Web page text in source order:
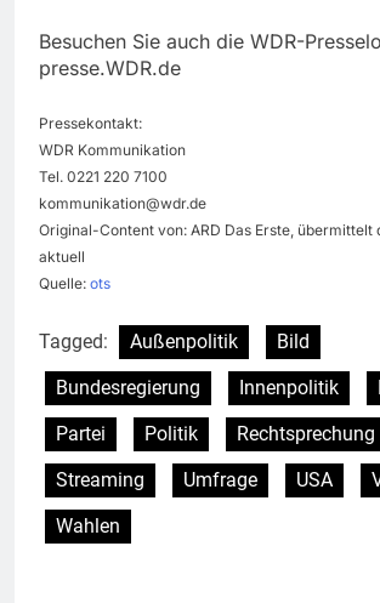
Besuchen Sie auch die WDR-
presse.WDR.de
Pressekontakt:
WDR Kommunikation
Tel. 0221 220 7100
kommunikation@wdr.de
Original-Content von: ARD Das Erste, übermittelt
aktuell
Quelle: ots
Tagged: Außenpolitik
Bild
Bundesregierung
Innenpolitik
Partei
Politik
Rechtsprechung
Streaming
Umfrage USA
Wahlen